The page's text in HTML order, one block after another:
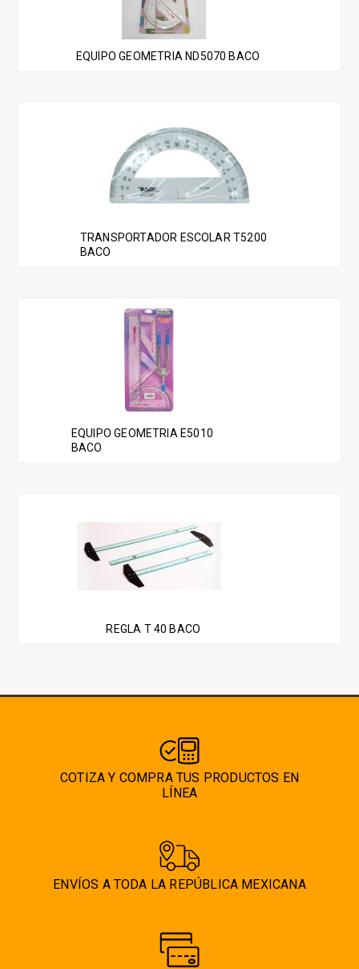
EQUIPO GEOMETRIA ND5070 BACO
TRANSPORTADOR ESCOLAR T5200
BACO
EQUIPO GEOMETRIA E5010
BACO
REGLA T 40 BACO
COTIZA Y COMPRA TUS PRODUCTOS EN
LÍNEA
ENVÍOS A TODA LA REPÚBLICA MEXICANA